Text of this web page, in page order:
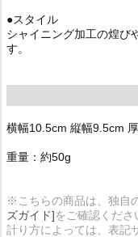
●スタイル
シャイニング加工の煌び
す。
横幅10.5cm 縦幅9.5cm
重量：約50g
※こちらの商品は、独自
ズガイド]をご確認くださ
計り方によっては、表記